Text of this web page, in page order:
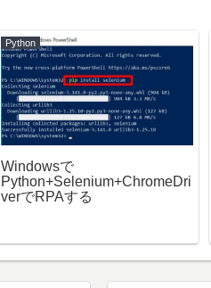
Python
Windowsで
Python+Selenium+ChromeDri
verでRPAする